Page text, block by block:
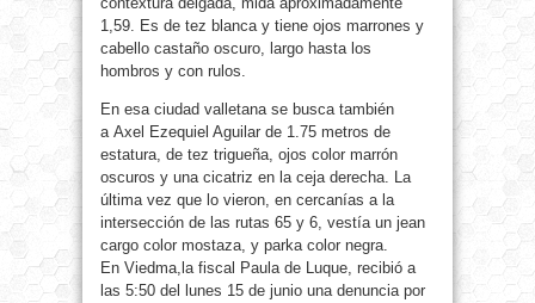
1,59. Es de tez blanca y tiene ojos marrones y
cabello castaño oscuro, largo hasta los
hombros y con rulos.
En esa ciudad valletana se busca también
a Axel Ezequiel Aguilar de 1.75 metros de
estatura, de tez trigueña, ojos color marrón
oscuros y una cicatriz en la ceja derecha. La
última vez que lo vieron, en cercanías a la
intersección de las rutas 65 y 6, vestía un jean
cargo color mostaza, y parka color negra.
En Viedma,la fiscal Paula de Luque, recibió a
las 5:50 del lunes 15 de junio una denuncia por